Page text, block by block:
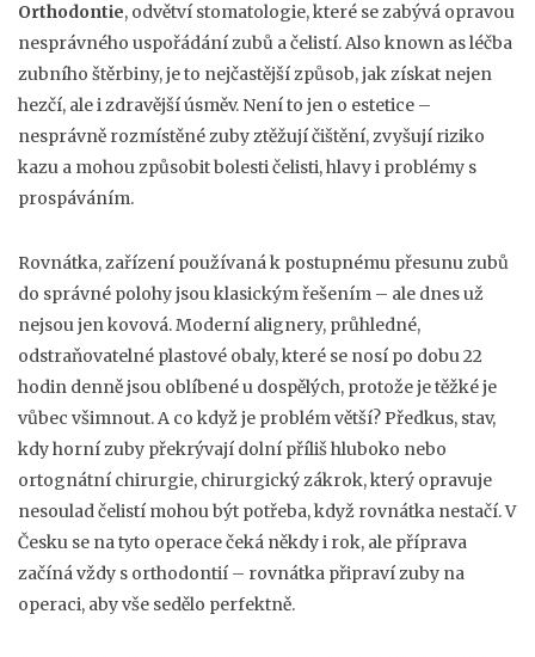
Orthodontie, odvětví stomatologie, které se zabývá opravou
nesprávného uspořádání zubů a čelistí. Also known asléčba
zubního štěrbiny, je to nejčastější způsob, jak získat nejen
hezčí, ale i zdravější úsměv. Není to jen o estetice –
nesprávně rozmístěné zuby ztěžují čištění, zvyšují riziko
kazu a mohou způsobit bolesti čelisti, hlavy i problémy s
prospáváním.
Rovnátka,zařízení používaná k postupnému přesunu zubů
do správné polohyjsou klasickým řešením – ale dnes už
nejsou jen kovová. Moderní alignery, průhledné,
odstraňovatelné plastové obaly, které se nosí po dobu 22
hodin dennějsou oblíbené u dospělých, protože je těžké je
vůbec všimnout. A co když je problém větší?Předkus, stav,
kdy horní zuby překrývají dolní příliš hluboko nebo
ortognátní chirurgie, chirurgický zákrok, který opravuje
nesoulad čelistí mohou být potřeba, když rovnátka nestačí. V
Česku se na tyto operace čeká někdy i rok, ale příprava
začíná vždy s orthodontií – rovnátka připraví zuby na
operaci, aby vše sedělo perfektně.